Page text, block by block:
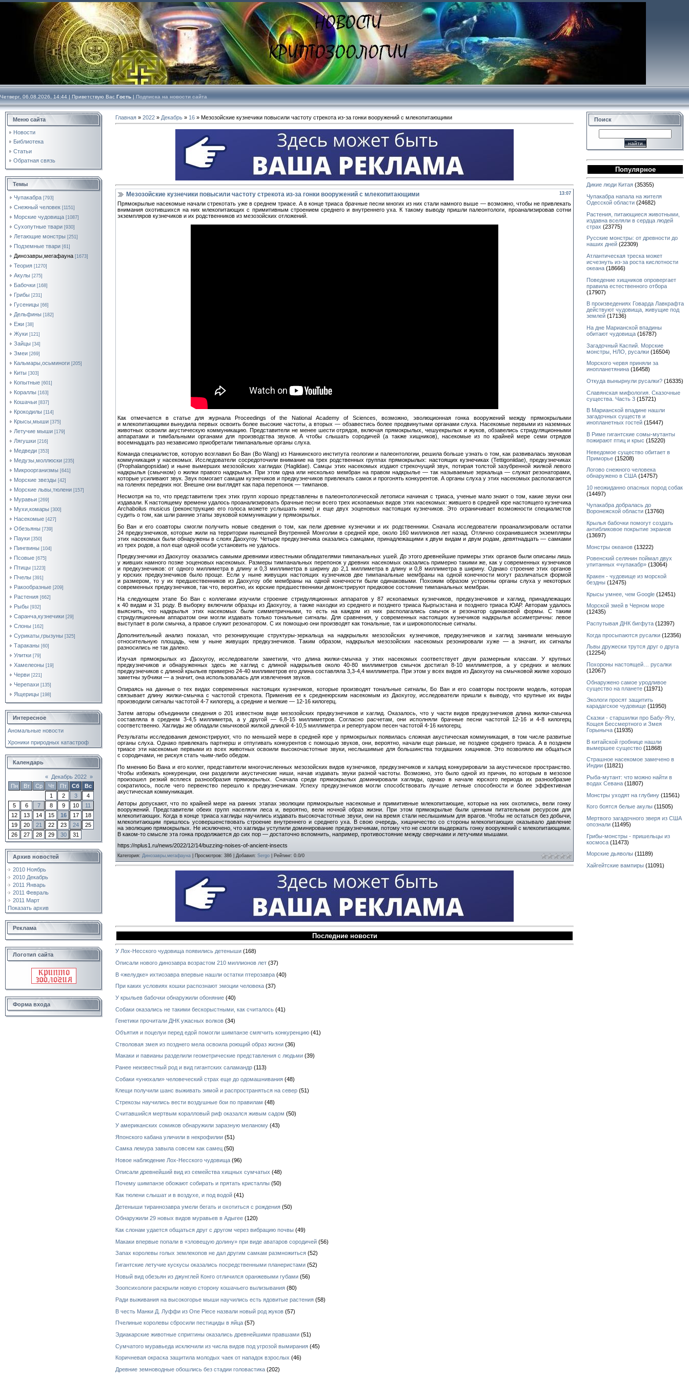
Четверг, 06.08.2026, 14:44 | Приветствую Вас Гость | Подписка на новости сайта
Меню сайта
Новости
Библиотека
Статьи
Обратная связь
Темы
Чупакабра [793]
Снежный человек [1151]
Морские чудовища [1087]
Сухопутные твари [930]
Летающие монстры [251]
Подземные твари [61]
Динозавры,мегафауна [1673]
Теория [1270]
Акулы [275]
Бабочки [168]
Грибы [231]
Гусеницы [66]
Дельфины [182]
Ежи [38]
Жуки [121]
Зайцы [34]
Змеи [269]
Кальмары,осьминоги [205]
Киты [303]
Копытные [601]
Кораллы [163]
Кошачьи [837]
Крокодилы [114]
Крысы,мыши [375]
Летучие мыши [179]
Лягушки [216]
Медведи [353]
Медузы,моллюски [235]
Микроорганизмы [641]
Морские звезды [42]
Морские львы,тюлени [157]
Муравьи [269]
Мухи,комары [300]
Насекомые [427]
Обезьяны [739]
Пауки [350]
Пингвины [104]
Псовые [675]
Птицы [1223]
Пчелы [391]
Ракообразные [209]
Растения [662]
Рыбы [932]
Саранча,кузнечики [29]
Слоны [162]
Сурикаты,грызуны [325]
Тараканы [60]
Улитки [79]
Хамелеоны [19]
Черви [221]
Черепахи [135]
Ящерицы [198]
Интересное
Аномальные новости
Хроники природных катастроф
Календарь
« Декабрь 2022 »
Пн
Вт Ср Чт Пт Сб
Вс
1
2 3
4
5
6 7 8 9 10
11
12
13 14 15 16 17
18
19
20 21 22 23 24
25
26
27 28 29 30 31
Архив новостей
2010 Ноябрь
2010 Декабрь
2011 Январь
2011 Февраль
2011 Март
Показать архив
Реклама
Логотип сайта
Форма входа
Главная » 2022 » Декабрь » 16 » Мезозойские кузнечики повысили частоту стрекота из-за гонки вооружений с млекопитающими
13:07
Мезозойские кузнечики повысили частоту стрекота из-за гонки вооружений с млекопитающими
Прямокрылые насекомые начали стрекотать уже в среднем триасе. А в конце триаса брачные песни многих из них стали намного выше — возможно, чтобы не привлекать
внимания охотившихся на них млекопитающих с примитивным строением среднего и внутреннего уха. К такому выводу пришли палеонтологи, проанализировав сотни
экземпляров кузнечиков и их родственников из мезозойских отложений.
Как отмечается в статье для журнала Proceedings of the National Academy of Sciences, возможно, эволюционная гонка вооружений между прямокрылыми
и млекопитающими вынудила первых освоить более высокие частоты, а вторых — обзавестись более продвинутыми органами слуха. Насекомые первыми из наземных
животных освоили акустическую коммуникацию. Представители не менее шести отрядов, включая прямокрылых, чешуекрылых и жуков, обзавелись стридуляционными
аппаратами и тимбальными органами для производства звуков. А чтобы слышать сородичей (а также хищников), насекомые из по крайней мере семи отрядов
восемнадцать раз независимо приобретали тимпанальные органы слуха.
Команда специалистов, которую возглавил Бо Ван (Bo Wang) из Нанкинского института геологии и палеонтологии, решила больше узнать о том, как развивалась звуковая
коммуникация у насекомых. Исследователи сосредоточили внимание на трех родственных группах прямокрылых: настоящих кузнечиках (Tettigoniidae), предкузнечиках
(Prophalangopsidae) и ныне вымерших мезозойских хаглидах (Haglidae). Самцы этих насекомых издают стрекочущий звук, потирая толстой зазубренной жилкой левого
надкрылья (смычком) о жилки правого надкрылья. При этом одна или несколько мембран на правом надкрылье — так называемые зеркальца — служат резонаторами,
которые усиливают звук. Звук помогает самцам кузнечиков и предкузнечиков привлекать самок и прогонять конкурентов. А органы слуха у этих насекомых располагаются
на голенях передних ног. Внешне они выглядят как пара перепонок — тимпанов.
Несмотря на то, что представители трех этих групп хорошо представлены в палеонтологической летописи начиная с триаса, ученые мало знают о том, какие звуки они
издавали. К настоящему времени удалось проанализировать брачные песни всего трех ископаемых видов этих насекомых: жившего в средней юре настоящего кузнечика
Archaboilus musicus (реконструкцию его голоса можете услышать ниже) и еще двух эоценовых настоящих кузнечиков. Это ограничивает возможности специалистов
судить о том, как шли ранние этапы звуковой коммуникации у прямокрылых.
Бо Ван и его соавторы смогли получить новые сведения о том, как пели древние кузнечики и их родственники. Сначала исследователи проанализировали остатки
24 предкузнечиков, которые жили на территории нынешней Внутренней Монголии в средней юре, около 160 миллионов лет назад. Отлично сохранившиеся экземпляры
этих насекомых были обнаружены в слоях Даохугоу. Четыре предкузнечика оказались самцами, принадлежащими к двум видам и двум родам, девятнадцать — самками
из трех родов, а пол еще одной особи установить не удалось.
Предкузнечики из Даохугоу оказались самыми древними известными обладателями тимпанальных ушей. До этого древнейшие примеры этих органов были описаны лишь
у живших намного позже эоценовых насекомых. Размеры тимпанальных перепонок у древних насекомых оказались примерно такими же, как у современных кузнечиков
и предкузнечиков: от одного миллиметра в длину и 0,3 миллиметра в ширину до 2,1 миллиметра в длину и 0,8 миллиметра в ширину. Однако строение этих органов
у юрских предкузнечиков было проще. Если у ныне живущих настоящих кузнечиков две тимпанальные мембраны на одной конечности могут различаться формой
и размером, то у их предшественников из Даохугоу обе мембраны на одной конечности были одинаковыми. Похожим образом устроены органы слуха у некоторых
современных предкузнечиков, так что, вероятно, их юрские предшественники демонстрируют предковое состояние тимпанальных мембран.
На следующем этапе Бо Ван с коллегами изучили строение стридуляционных аппаратов у 87 ископаемых кузнечиков, предкузнечиков и хаглид, принадлежащих
к 40 видам и 31 роду. В выборку включили образцы из Даохугоу, а также находки из среднего и позднего триаса Кыргызстана и позднего триаса ЮАР. Авторам удалось
выяснить, что надкрылья этих насекомых были симметричными, то есть на каждом из них располагались смычок и резонатор одинаковой формы. С таким
стридуляционным аппаратом они могли издавать только тональные сигналы. Для сравнения, у современных настоящих кузнечиков надкрылья ассиметричны: левое
выступает в роли смычка, а правое служит резонатором. С их помощью они производят как тональные, так и широкополосные сигналы.
Дополнительный анализ показал, что резонирующие структуры-зеркальца на надкрыльях мезозойских кузнечиков, предкузнечиков и хаглид занимали меньшую
относительную площадь, чем у ныне живущих предкузнечиков. Таким образом, надкрылья мезозойских насекомых резонировали хуже — а значит, их сигналы
разносились не так далеко.
Изучая прямокрылых из Даохугоу, исследователи заметили, что длина жилки-смычка у этих насекомых соответствует двум размерным классам. У крупных
предкузнечиков и обнаруженных здесь же хаглид с длиной надкрыльев около 40-80 миллиметров смычок достигал 8-10 миллиметров, а у средних и мелких
предкузнечиков с длиной крыльев примерно 24-40 миллиметров его длина составляла 3,3-4,4 миллиметра. При этом у всех видов из Даохугоу на смычковой жилке хорошо
заметны зубчики — а значит, она использовалась для извлечения звуков.
Опираясь на данные о тех видах современных настоящих кузнечиков, которые производят тональные сигналы, Бо Ван и его соавторы построили модель, которая
связывает длину жилки-смычка с частотой стрекота. Применив ее к среднеюрским насекомым из Даохугоу, исследователи пришли к выводу, что крупные их виды
производили сигналы частотой 4-7 килогерц, а средние и мелкие — 12-16 килогерц.
Затем авторы объединили сведения о 201 известном виде мезозойских предкузнечиков и хаглид. Оказалось, что у части видов предкузнечиков длина жилки-смычка
составляла в среднем 3-4,5 миллиметра, а у другой — 6,8-15 миллиметров. Согласно расчетам, они исполняли брачные песни частотой 12-16 и 4-8 килогерц
соответственно. Хаглиды же обладали смычковой жилкой длиной 4-10,5 миллиметра и репертуаром песен частотой 4-16 килогерц.
Результаты исследования демонстрируют, что по меньшей мере в средней юре у прямокрылых появилась сложная акустическая коммуникация, в том числе развитые
органы слуха. Однако привлекать партнерш и отпугивать конкурентов с помощью звуков, они, вероятно, начали еще раньше, не позднее среднего триаса. А в позднем
триасе эти насекомые первыми из всех животных освоили высокочастотные звуки, неслышимые для большинства тогдашних хищников. Это позволяло им общаться
с сородичами, не рискуя стать чьим-либо обедом.
По мнению Бо Вана и его коллег, представители многочисленных мезозойских видов кузнечиков, предкузнечиков и халцид конкурировали за акустическое пространство.
Чтобы избежать конкуренции, они разделили акустические ниши, начав издавать звуки разной частоты. Возможно, это было одной из причин, по которым в мезозое
произошел резкий всплеск разнообразия прямокрылых. Сначала среди прямокрылых доминировали хаглиды, однако в начале юрского периода их разнообразие
сократилось, после чего первенство перешло к предкузнечикам. Успеху предкузнечиков могли способствовать лучшие летные способности и более эффективная
акустическая коммуникация.
Авторы допускают, что по крайней мере на ранних этапах эволюции прямокрылые насекомые и примитивные млекопитающие, которые на них охотились, вели гонку
вооружений. Представители обеих групп населяли леса и, вероятно, вели ночной образ жизни. При этом прямокрылые были ценным питательным ресурсом для
млекопитающих. Когда в конце триаса хаглиды научились издавать высокочастотные звуки, они на время стали неслышимым для врагов. Чтобы не остаться без добычи,
млекопитающим пришлось усовершенствовать строение внутреннего и среднего уха. В свою очередь, хищничество со стороны млекопитающих оказывало давление
на эволюцию прямокрылых. Не исключено, что хаглиды уступили доминирование предкузнечикам, потому что не смогли выдержать гонку вооружений с млекопитающими.
В каком-то смысле эта гонка продолжается до сих пор — достаточно вспомнить, например, противостояние между сверчками и летучими мышами.
https://nplus1.ru/news/2022/12/14/buzzing-noises-of-ancient-insects
Категория: Динозавры,мегафауна Просмотров: 386 | Добавил: Sergo Рейтинг: 0.0/0
Последние новости
У Лох-Несского чудовища появились детеныши (168)
Описали нового динозавра возрастом 210 миллионов лет (37)
В «желудке» ихтиозавра впервые нашли остатки птерозавра (40)
При каких условиях кошки распознают эмоции человека (37)
У крыльев бабочки обнаружили обоняние (40)
Собаки оказались не такими бескорыстными, как считалось (41)
Генетики прочитали ДНК ужасных волков (34)
Объятия и поцелуи перед едой помогли шимпанзе смягчить конкуренцию (41)
Стволовая змея из позднего мела освоила роющий образ жизни (36)
Макаки и павианы разделили геометрические представления с людьми (39)
Ранее неизвестный род и вид гигантских саламандр (113)
Собаки «унюхали» человеческий страх еще до одомашнивания (48)
Клещи получили шанс выживать зимой и распространяться на север (51)
Стрекозы научились вести воздушные бои по правилам (48)
Считавшийся мертвым коралловый риф оказался живым садом (50)
У американских сомиков обнаружили заразную меланому (43)
Японского кабана уличили в некрофилии (51)
Самка лемура завыла совсем как самец (50)
Новое наблюдение Лох-Несского чудовища (96)
Описали древнейший вид из семейства хищных сумчатых (48)
Почему шимпанзе обожают собирать и прятать кристаллы (50)
Как тюлени слышат и в воздухе, и под водой (41)
Детеныши тираннозавра умели бегать и охотиться с рождения (50)
Обнаружили 29 новых видов муравьев в Адыгее (120)
Как слонам удается общаться друг с другом через вибрацию почвы (49)
Макаки впервые попали в «зловещую долину» при виде аватаров сородичей (56)
Запах королевы голых землекопов не дал другим самкам размножиться (52)
Гигантские летучие кускусы оказались посредственными планеристами (52)
Новый вид обезьян из джунглей Конго отличился оранжевыми губами (56)
Зоопсихологи раскрыли новую сторону кошачьего вылизывания (80)
Ради выживания на высокогорье мыши научились есть ядовитые растения (58)
В честь Манки Д. Луффи из One Piece назвали новый род жуков (57)
Пчелиные королевы сбросили пестициды в яйца (57)
Эдиакарские животные сприггины оказались древнейшими правшами (51)
Сумчатого муравьеда исключили из числа видов под угрозой вымирания (45)
Коричневая окраска защитила молодых чаек от нападок взрослых (46)
Древние земноводные обошлись без стадии головастика (202)
Поиск
Популярное
Дикие люди Китая (35355)
Чупакабра напала на жителя
Одесской области (24682)
Растения, питающиеся животными,
издавна вселяли в сердца людей
страх (23775)
Русские монстры: от древности до
наших дней (22309)
Атлантическая треска может
исчезнуть из-за роста кислотности
океана (18666)
Поведение хищников опровергает
правила естественного отбора
(17907)
В произведениях Говарда Лавкрафта
действуют чудовища, живущие под
землей (17136)
На дне Марианской впадины
обитают чудовища (16787)
Загадочный Каспий. Морские
монстры, НЛО, русалки (16504)
Морского червя приняли за
инопланетянина (16458)
Откуда вынырнули русалки? (16335)
Славянская мифология. Сказочные
существа. Часть 3 (15721)
В Марианской впадине нашли
загадочных существ и
инопланетных гостей (15447)
В Риме гигантские сомы-мутанты
пожирают птиц и крыс (15220)
Неведомое существо обитает в
Приморье (15208)
Логово снежного человека
обнаружено в США (14757)
10 неожиданно опасных пород собак
(14497)
Чупакабра добралась до
Воронежской области (13760)
Крылья бабочки помогут создать
антибликовое покрытие экранов
(13697)
Монстры океанов (13222)
Ровенский селянин поймал двух
упитанных «чупакабр» (13064)
Кракен - чудовище из морской
бездны (12475)
Крысы умнее, чем Google (12451)
Морской змей в Черном море
(12435)
Распутывая ДНК бигфута (12397)
Когда просыпаются русалки (12356)
Львы дружески трутся друг о друга
(12254)
Похороны настоящей… русалки
(12067)
Обнаружено самое уродливое
существо на планете (11971)
Экологи просят защитить
карадагское чудовище (11950)
Сказки - старшилки про Бабу-Ягу,
Кощея Бессмертного и Змея
Горыныча (11935)
В китайской гробнице нашли
вымершее существо (11868)
Страшное насекомое замечено в
Индии (11821)
Рыба-мутант: что можно найти в
водах Севана (11807)
Монстры уходят на глубину (11561)
Кого боятся белые акулы (11505)
Мертвого загадочного зверя из США
опознали (11495)
Грибы-монстры - пришельцы из
космоса (11473)
Морские дьяволы (11189)
Хайгейтские вампиры (11091)